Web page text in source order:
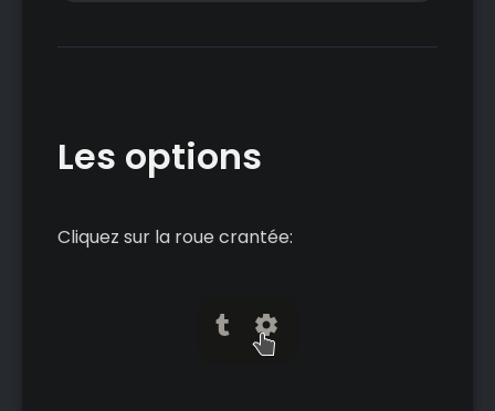
Les options
Cliquez sur la roue crantée: